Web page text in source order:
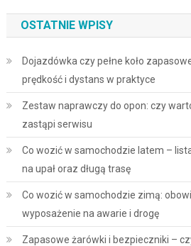
OSTATNIE WPISY
Dojazdówka czy pełne koło
prędkość i dystans w praktyce
Zestaw naprawczy do opon: czy
zastąpi serwisu
Co wozić w samochodzie latem –
na upał oraz długą trasę
Co wozić w samochodzie zimą:
wyposażenie na awarie i drogę
Zapasowe żarówki i bezpieczniki –